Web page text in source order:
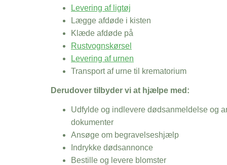
Levering af ligtøj
Lægge afdøde i kisten
Klæde afdøde på
Rustvognskørsel
Levering af urnen
Transport af urne til krematorium
Derudover tilbyder vi at hjælpe med:
Udfylde og indlevere dødsanmeldelse og
dokumenter
Ansøge om begravelseshjælp
Indrykke dødsannonce
Bestille og levere blomster